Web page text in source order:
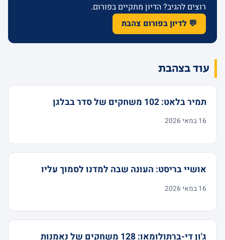
רוצים להגיב? הדיון מתקיים בפורום.
💬 לדיון בפורום צהבת
עוד בצהבת
תמיר בלאט: 102 משחקים של סדר בבלגן
16 במאי 2026
אושיי בריסט: העונה שבה למדנו לסמוך עליו
16 במאי 2026
ג'ון די-ברתולומאו: 128 משחקים של נאמנות